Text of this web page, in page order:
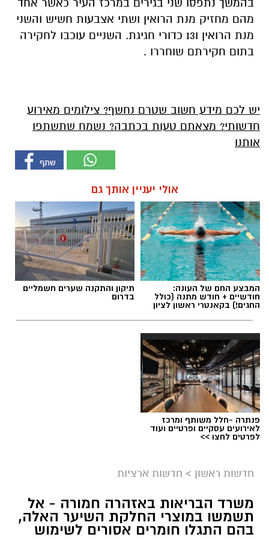
מהם מחזיק מנת הרואין ושתי אצבעות חשיש והשני
מנת הרואין ו13 כדורי חגיגת. השניים עוכבו לחקירה
בתום חקירתם שוחררו .
יש לכם מידע חשוב שטרם נחשף? צילומים מאירוע
חדשותי? מצאתם טעות בכתבה? נשמח שתשתפו
אותנו
אולי יעניין אותך גם
המבצע החם של העונה:
חודשיים + חודש מתנה (כולל
החגים!) בקאנטרי ראשון לציון
תיקון והתקנה שערים חשמליים
בדרום
פנתרה -חלל משותף ומרכז
לאירועים עסקיים ופרטיים ועוד
לפרטים לחצו >>
חדשות ראשון > חדשות ארציות
משרד הבריאות באזהרה חמורה - אל
תשמשו במוצרי החלקת השיער האלה,
בהם התגלו חומרים אסורים לשימוש